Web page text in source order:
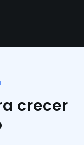
crecer